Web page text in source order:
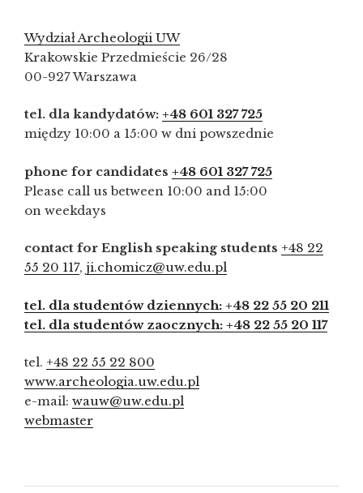
Wydział Archeologii UW
Krakowskie Przedmieście 26/28
00-927 Warszawa
tel. dla kandydatów: +48 601 327 725
między 10:00 a 15:00 w dni powszednie
phone for candidates +48 601 327 725
Please call us between 10:00 and 15:00
on weekdays
contact for English speaking students +48 22
55 20 117, ji.chomicz@uw.edu.pl
tel. dla studentów dziennych: +48 22 55 20 211
tel. dla studentów zaocznych: +48 22 55 20 117
tel. +48 22 55 22 800
www.archeologia.uw.edu.pl
e-mail: wauw@uw.edu.pl
webmaster